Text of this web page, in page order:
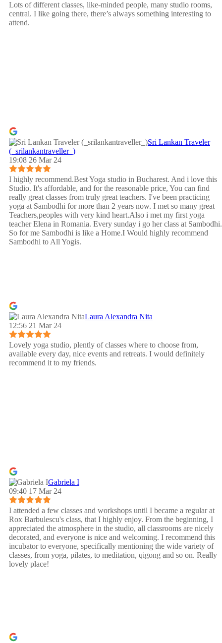
Lots of different classes, like-minded people, many studio rooms,
central. I like going there, there’s always something interesting to
attend.
Sri Lankan Traveler
(_srilankantraveller_)
19:08 26 Mar 24
I highly recommend.Best Yoga studio in Bucharest. And i love this
Studio. It's affordable, and for the reasonable price, You can find
really great classes from truly great teachers. I've been practicing
yoga at Sambodhi for more than 2 years now. I met so many great
Teachers,peoples with very kind heart.Also i met my first yoga
teacher Elena in Romania. Every sunday i go her class at Sambodhi.
So for me Sambodhi is like a Home.I Would highly recommend
Sambodhi to All Yogis.
Laura Alexandra Nita
12:56 21 Mar 24
Lovely yoga studio, plently of classes where to choose from,
available every day, nice events and retreats. I would definitely
recommend it to my friends.
Gabriela I
09:40 17 Mar 24
I attended a few classes and workshops until I became a regular at
Rox Barbulescu's class, that I highly enjoy. From the beginning, I
appreciated the atmosphere in the studio, all classrooms are nicely
decorated, and everyone is nice and welcoming. I recommend this
incubator to everyone, specifically mentioning the wide variety of
classes, from yoga, pilates, to meditation, qigong and so on. Really
lovely place!